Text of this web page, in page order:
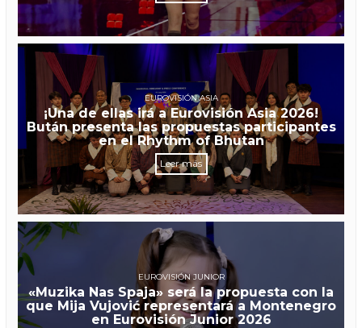
EUROVISIÓN ASIA
¡Una de ellas irá a Eurovisión Asia 2026!
Bután presenta las propuestas participantes
en el Rhythm of Bhutan
Leer más
EUROVISIÓN JUNIOR
«Muzika Nas Spaja» será la propuesta con la
que Mija Vujović representará a Montenegro
en Eurovisión Junior 2026